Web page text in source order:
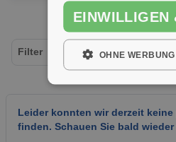
Leider konnten wir derzeit
finden. Schauen Sie bald
Filter
EINWILLIGEN
OHNE